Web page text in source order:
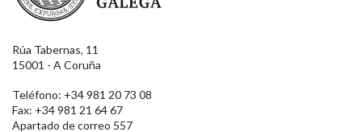
Rúa Tabernas, 11
15001 - A Coruña
Teléfono: +34 981 20 73 08
Fax: +34 981 21 64 67
Apartado de correo 557